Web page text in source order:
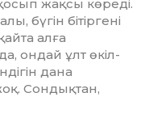
жақсы көреді.
бүгін бітіргені
алға
ондай ұлт өкіл­
дана
Сон­дық­тан,